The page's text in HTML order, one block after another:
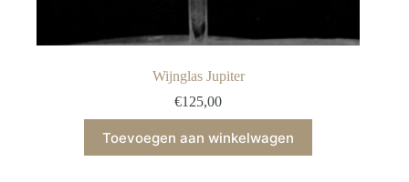
Wijnglas Jupiter
€125,00
Toevoegen aan winkelwagen